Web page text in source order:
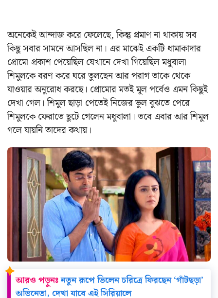
অনেকেই আন্দাজ করে ফেলেছে, কিন্তু প্রমাণ না থাকায় সব
কিছু সবার সামনে আসছিল না। এর মাঝেই একটি ধামাকাদার
প্রোমো প্রকাশ পেয়েছিল যেখানে দেখা গিয়েছিল মধুবালা
শিমুলকে বরণ করে ঘরে তুলছেন আর পরাগ তাকে থেকে
যাওয়ার অনুরোধ করছে। প্রোমোর মতই মূল পর্বেও এমন কিছুই
দেখা গেল। শিমুল ছাড়া পেতেই নিজের ভুল বুঝতে পেরে
শিমুলকে ফেরাতে ছুটে গেলেন মধুবালা। তবে এবার আর শিমুল
গলে যায়নি তাদের কথায়।
আরও পড়ুনঃনতুন রূপে ভিলেন চরিত্রে ফিরছেন ‘গাঁটছড়া’
অভিনেতা, দেখা যাবে এই সিরিয়ালে